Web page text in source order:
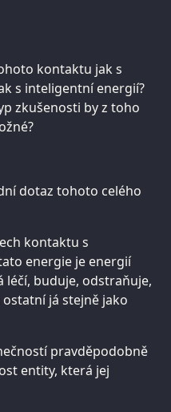
kontaktu jak s
s inteligentní energií?
zkušenosti by z toho
dotaz tohoto celého
kontaktu s
energie je energií
léčí, buduje, odstraňuje,
já stejně jako
pravděpodobně
entity, která jej